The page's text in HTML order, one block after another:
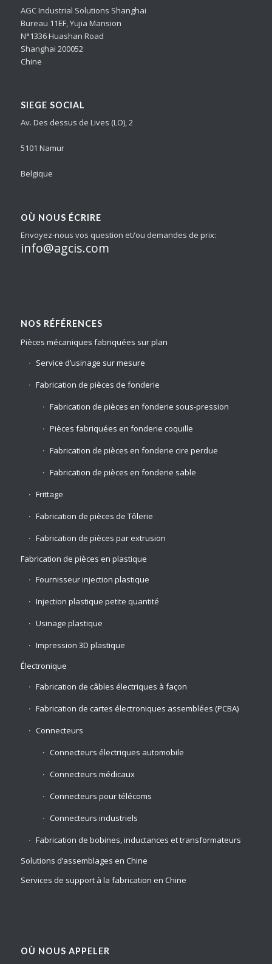
AGC Industrial Solutions Shanghai
Bureau 11EF, Yujia Mansion
N°1336 Huashan Road
Shanghai 200052
Chine
SIEGE SOCIAL
Av. Des dessus de Lives (LO), 2
5101 Namur
Belgique
OÙ NOUS ÉCRIRE
Envoyez-nous vos question et/ou demandes de prix:
info@agcis.com
NOS RÉFÉRENCES
Pièces mécaniques fabriquées sur plan
Service d’usinage sur mesure
Fabrication de pièces de fonderie
Fabrication de pièces en fonderie sous-pression
Pièces fabriquées en fonderie coquille
Fabrication de pièces en fonderie cire perdue
Fabrication de pièces en fonderie sable
Frittage
Fabrication de pièces de Tôlerie
Fabrication de pièces par extrusion
Fabrication de pièces en plastique
Fournisseur injection plastique
Injection plastique petite quantité
Usinage plastique
Impression 3D plastique
Électronique
Fabrication de câbles électriques à façon
Fabrication de cartes électroniques assemblées (PCBA)
Connecteurs
Connecteurs électriques automobile
Connecteurs médicaux
Connecteurs pour télécoms
Connecteurs industriels
Fabrication de bobines, inductances et transformateurs
Solutions d’assemblages en Chine
Services de support à la fabrication en Chine
OÙ NOUS APPELER